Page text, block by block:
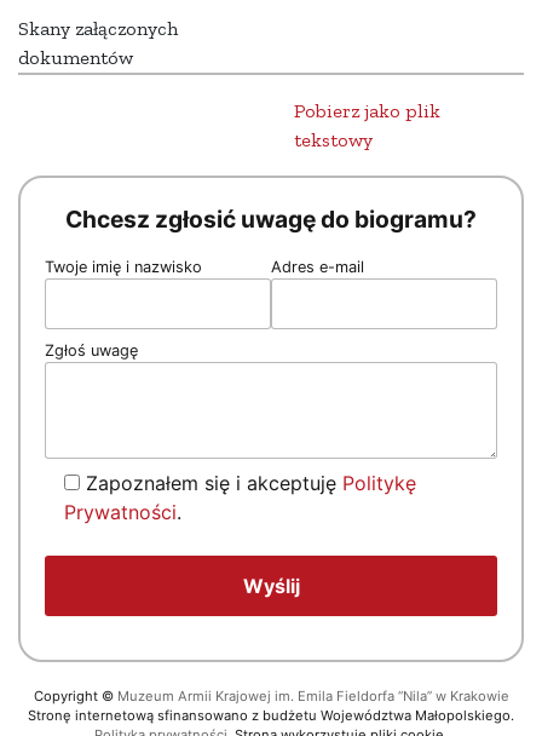
Skany załączonych
dokumentów
Pobierz jako plik
tekstowy
Chcesz zgłosić uwagę do biogramu?
Twoje imię i nazwisko Adres e-mail
Zgłoś uwagę
Zapoznałem się i akceptuję Politykę
Prywatności.
Copyright © Muzeum Armii Krajowej im. Emila Fieldorfa “Nila” w Krakowie
Stronę internetową sfinansowano z budżetu Województwa Małopolskiego.